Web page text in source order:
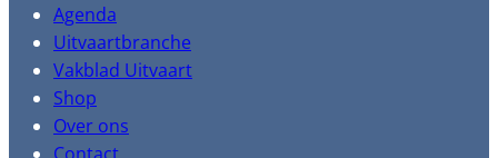
Agenda
Uitvaartbranche
Vakblad Uitvaart
Shop
Over ons